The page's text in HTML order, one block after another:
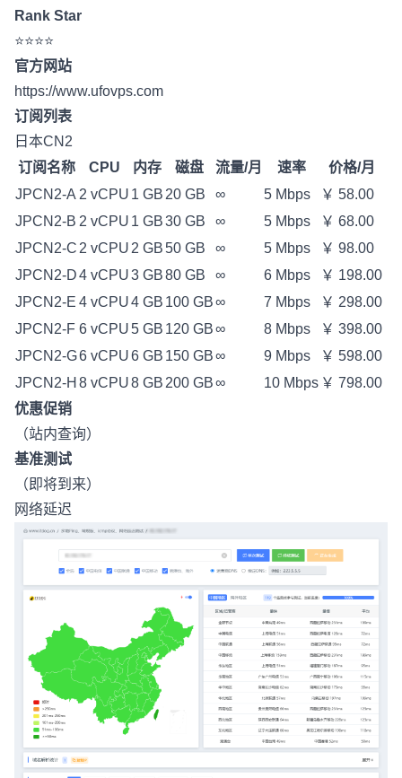
Rank Star
⭐⭐⭐⭐
官方网站
https://www.ufovps.com
订阅列表
日本CN2
订阅名称
CPU 内存 磁盘 流量/月 速率
价格/月
JPCN2-A 2 vCPU 1 GB 20 GB ∞ 5 Mbps
￥ 58.00
JPCN2-B 2 vCPU 1 GB30 GB ∞ 5 Mbps
￥ 68.00
JPCN2-C 2 vCPU 2 GB50 GB ∞ 5 Mbps
￥ 98.00
JPCN2-D4 vCPU3 GB80 GB ∞ 6 Mbps
￥ 198.00
JPCN2-E 4 vCPU4 GB 100 GB∞ 7 Mbps
￥ 298.00
JPCN2-F 6 vCPU5 GB 120 GB∞ 8 Mbps
￥ 398.00
JPCN2-G6 vCPU6 GB 150 GB∞ 9 Mbps
￥ 598.00
JPCN2-H 8 vCPU8 GB 200 GB∞ 10 Mbps ￥ 798.00
优惠促销
（站内查询）
基准测试
（即将到来）
网络延迟